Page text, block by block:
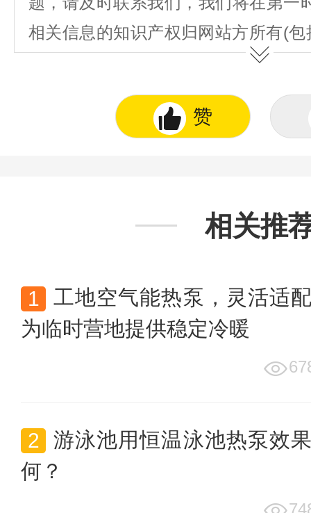
相关信息的知识产权归网站方所有(
图表、著作权、商标权、为用户提
不得抄袭或使用。
赞
相关推
工地空气能热泵，灵活适
为临时营地提供稳定冷暖
游泳池用恒温泳池热泵效
何？